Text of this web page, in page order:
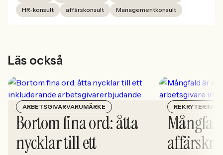
HR-konsult
affärskonsult Managementkonsult
Läs också
ARBETSGIVARVARUMÄRKE
Bortom fina ord: åtta
nycklar till ett
REKRYTERING